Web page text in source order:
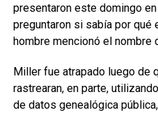
presentaron este domingo
preguntaron si sabía por qué
hombre mencionó el nombre
Miller fue atrapado luego de
rastrearan, en parte,
de datos genealógica